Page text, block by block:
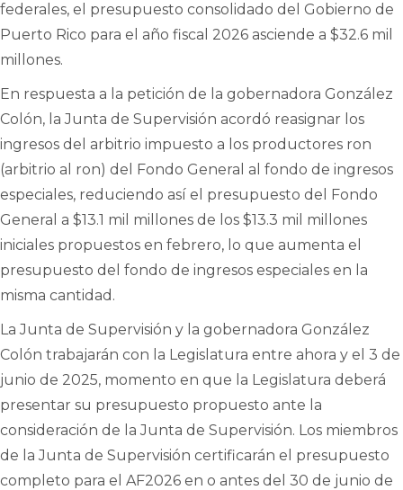
federales, el presupuesto consolidado del Gobierno de
Puerto Rico para el año fiscal 2026 asciende a $32.6 mil
millones.
En respuesta a la petición de la gobernadora González
Colón, la Junta de Supervisión acordó reasignar los
ingresos del arbitrio impuesto a los productores ron
(arbitrio al ron) del Fondo General al fondo de ingresos
especiales, reduciendo así el presupuesto del Fondo
General a $13.1 mil millones de los $13.3 mil millones
iniciales propuestos en febrero, lo que aumenta el
presupuesto del fondo de ingresos especiales en la
misma cantidad.
La Junta de Supervisión y la gobernadora González
Colón trabajarán con la Legislatura entre ahora y el 3 de
junio de 2025, momento en que la Legislatura deberá
presentar su presupuesto propuesto ante la
consideración de la Junta de Supervisión. Los miembros
de la Junta de Supervisión certificarán el presupuesto
completo para el AF2026 en o antes del 30 de junio de